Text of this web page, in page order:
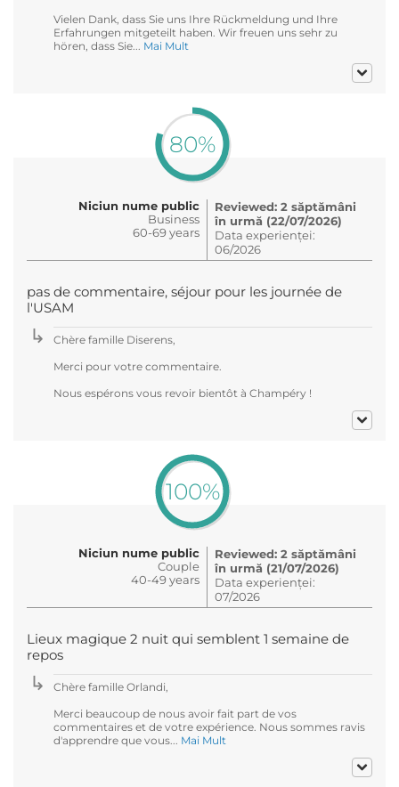
Vielen Dank, dass Sie uns Ihre Rückmeldung und Ihre
Erfahrungen mitgeteilt haben. Wir freuen uns sehr zu
hören, dass Sie... Mai Mult
80%
Niciun nume public
Business
60-69 years
Reviewed: 2 săptămâni
în urmă (22/07/2026)
Data experienței:
06/2026
pas de commentaire, séjour pour les journée de
l'USAM
Chère famille Diserens,
Merci pour votre commentaire.
Nous espérons vous revoir bientôt à Champéry !
100%
Niciun nume public
Couple
40-49 years
Reviewed: 2 săptămâni
în urmă (21/07/2026)
Data experienței:
07/2026
Lieux magique 2 nuit qui semblent 1 semaine de
repos
Chère famille Orlandi,
Merci beaucoup de nous avoir fait part de vos
commentaires et de votre expérience. Nous sommes ravis
d'apprendre que vous... Mai Mult